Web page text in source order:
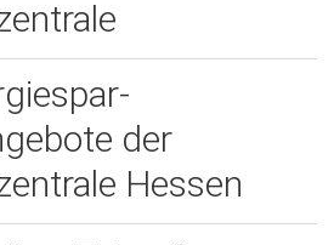
der
Hessen